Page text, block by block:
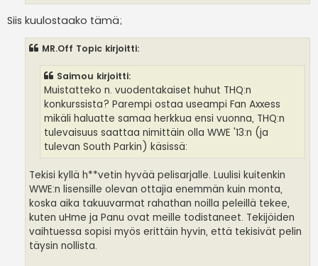
Siis kuulostaako tämä;
MR.Off Topic kirjoitti:
Saimou kirjoitti:
Muistatteko n. vuodentakaiset huhut THQ:n
konkurssista? Parempi ostaa useampi Fan Axxess
mikäli haluatte samaa herkkua ensi vuonna, THQ:n
tulevaisuus saattaa nimittäin olla WWE '13:n (ja
tulevan South Parkin) käsissä:
Tekisi kyllä h**vetin hyvää pelisarjalle. Luulisi kuitenkin
WWE:n lisensille olevan ottajia enemmän kuin monta,
koska aika takuuvarmat rahathan noilla peleillä tekee,
kuten uHme ja Panu ovat meille todistaneet. Tekijöiden
vaihtuessa sopisi myös erittäin hyvin, että tekisivät pelin
täysin nollista.